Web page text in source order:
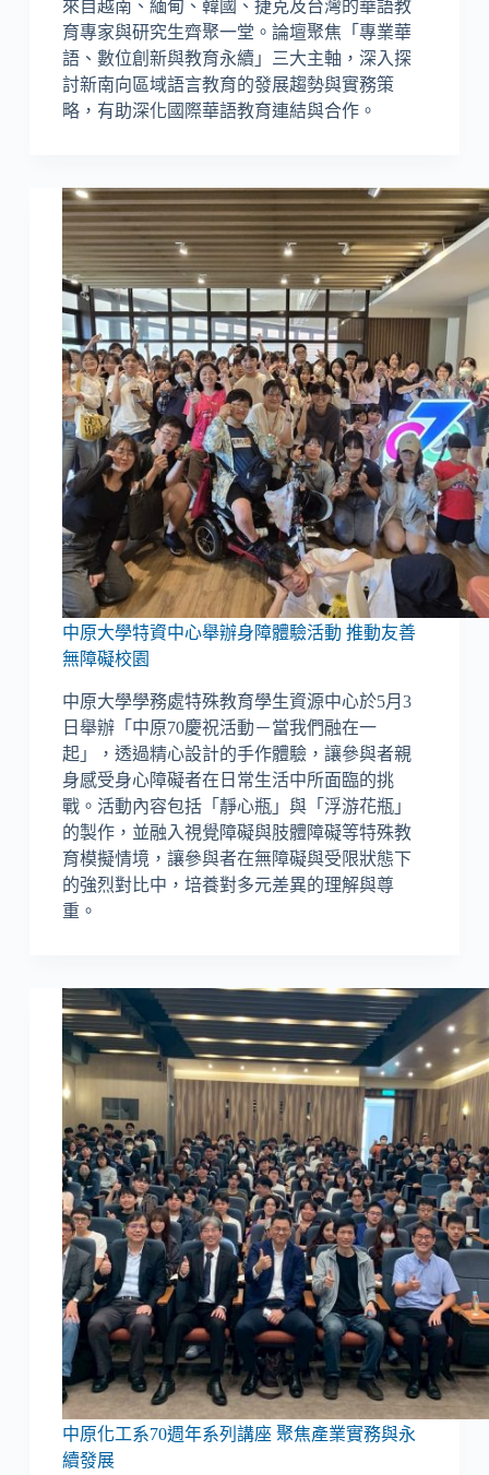
來自越南、緬甸、韓國、捷克及台灣的華語教
育專家與研究生齊聚一堂。論壇聚焦「專業華
語、數位創新與教育永續」三大主軸，深入探
討新南向區域語言教育的發展趨勢與實務策
略，有助深化國際華語教育連結與合作。
中原大學特資中心舉辦身障體驗活動 推動友善
無障礙校園
中原大學學務處特殊教育學生資源中心於5月3
日舉辦「中原70慶祝活動－當我們融在一
起」，透過精心設計的手作體驗，讓參與者親
身感受身心障礙者在日常生活中所面臨的挑
戰。活動內容包括「靜心瓶」與「浮游花瓶」
的製作，並融入視覺障礙與肢體障礙等特殊教
育模擬情境，讓參與者在無障礙與受限狀態下
的強烈對比中，培養對多元差異的理解與尊
重。
中原化工系70週年系列講座 聚焦產業實務與永
續發展